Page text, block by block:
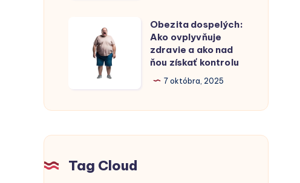
môžeš
Obezita
dospelých:
ovplyvňuje
a
ňou
získať
Obezita dospelých:
Ako ovplyvňuje
zdravie a ako nad
ňou získať kontrolu
7 októbra, 2025
Tag Cloud